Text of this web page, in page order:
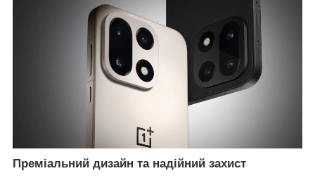
Преміальний дизайн та надійний захист